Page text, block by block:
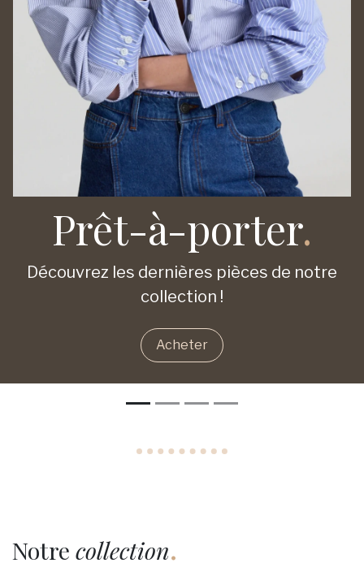
Prêt-à-porter.
Découvrez les dernières pièces de notre
collection !
Acheter
Notre collection.